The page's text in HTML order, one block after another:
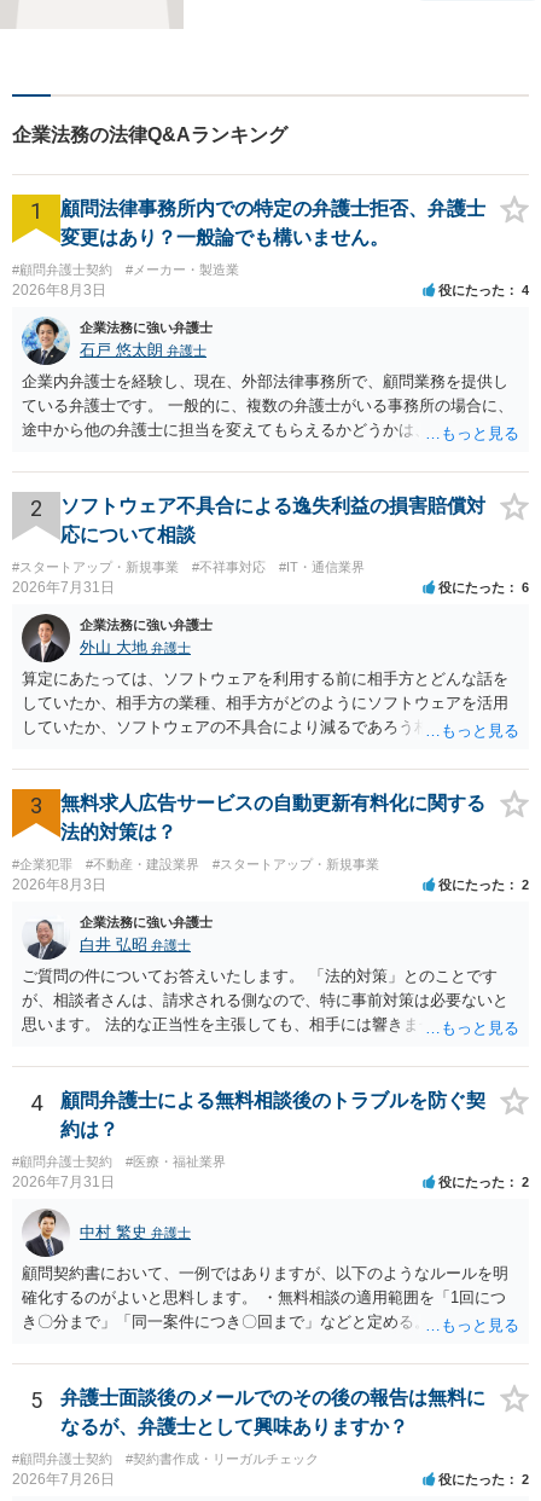
たら、一度ご相談ください。
企業法務の法律Q&Aランキング
1
顧問法律事務所内での特定の弁護士拒否、弁護士
変更はあり？一般論でも構いません。
#顧問弁護士契約 #メーカー・製造業
2026年8月3日 役にたった 4
企業法務に強い弁護士
石戸 悠太朗 弁護士
企業内弁護士を経験し、現在、外部法律事務所で、顧問業務を提供し
ている弁護士です。 一般的に、複数の弁護士がいる事務所の場合に、
途中から他の弁護士に担当を変えてもらえるかどうかは、当該事務所
が不満を抱いている弁護士を担当にすることは望ましくないため、別
の弁護士に変更するのが通常でしょう。それでも、担当弁護士を変え
てくれない場合は、他の弁護士の担当案件が一般で担当を変えられな
いなどの事情があるかと思います。 担当弁護士が変わらず、仕事内容
も改善されない場合には、決済権限を持つ上司に相談し、顧問契約自
体を見直すのが一番かと思います。
2
ソフトウェア不具合による逸失利益の損害賠償対
応について相談
#スタートアップ・新規事業 #不祥事対応 #IT・通信業界
2026年7月31日 役にたった 6
企業法務に強い弁護士
外山 大地 弁護士
算定にあたっては、ソフトウェアを利用する前に相手方とどんな話を
していたか、相手方の業種、相手方がどのようにソフトウェアを活用
していたか、ソフトウェアの不具合により減るであろう相手方の将来
ます。 すでに王先生からも回答されている通り、最寄りの弁護士に相
談されることをお勧めします。
3
無料求人広告サービスの自動更新有料化に関する
法的対策は？
#企業犯罪 #不動産・建設業界 #スタートアップ・新規事業
2026年8月3日 役にたった 2
企業法務に強い弁護士
白井 弘昭 弁護士
ご質問の件についてお答えいたします。 「法的対策」とのことです
が、相談者さんは、請求される側なので、特に事前対策は必要ないと
思います。 法的な正当性を主張しても、相手には響きません。そもそ
的手段として裁判（おそらく少額訴訟）をするかどうかの問題ですの
で、訴訟を提起してきたら粛々と対応することになります。 少額訴訟
は、１人（１社）年間１０回までしかできないので、こちらが毅然と
支払いを拒否すれば、少額訴訟を提起する可能性は、低いものと思わ
れます。 ただ、裁判を東京などの遠隔地で起こされますと、対応する
だけで費用がかかりますので、難しいところです。 当事者での対応で
すと、押し負けて支払うかもと考えますので、弁護士に依頼するなど
して対応をすれば、より裁判をしてくる可能性は減りますが、当然費
用がかかります。 毅然と拒否して後は裁判するならしてくださいの対
応、弁護士に依頼して同様の対応、裁判してきたら、従業員にて粛々
と対応のどれかを選択することになります。 以上、ご参考まで。
4
顧問弁護士による無料相談後のトラブルを防ぐ契
約は？
#顧問弁護士契約 #医療・福祉業界
2026年7月31日 役にたった 2
中村 繁史 弁護士
顧問契約書において、一例ではありますが、以下のようなルールを明
確化するのがよいと思料します。 ・無料相談の適用範囲を「1回につ
き〇分まで」「同一案件につき〇回まで」などと定める。 ・無料相談
ず、継続して対応する場合は「個別受任（有料契約）」が必要であ
る。 ・無料相談から個別の事件処理へ移行する場合は、弁護士と従業
員との間で必ず個別の委任契約書を締結し、着手金や報酬等の費用体
系を事前に明示する手続を義務付ける。 相談料が無料であっても、法
律相談という法的サービスを提供する以上、弁護士は善良な管理者の
注意をもって対応する義務（善管注意義務）を負うものと思料しま
5
弁護士面談後のメールでのその後の報告は無料に
なるが、弁護士として興味ありますか？
#顧問弁護士契約 #契約書作成・リーガルチェック
2026年7月26日 役にたった 2